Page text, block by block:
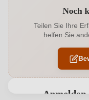
Alkoholgehalt in %
Allergene
Geschmack
Noch
Teilen Sie Ihre
helfen Sie
Anmelden